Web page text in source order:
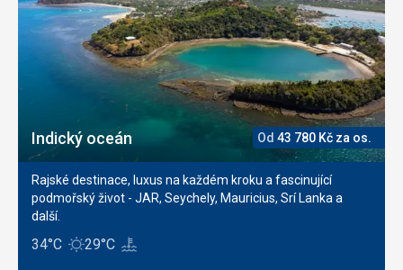
Indický oceán Od 43 780Kč za os.
Rajské destinace, luxus na každém kroku a fascinující
podmořský život - JAR, Seychely, Mauricius, Srí Lanka a
další.
34°C 29°C